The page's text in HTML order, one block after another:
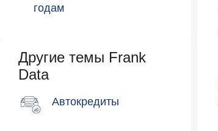
годам
Другие темы Frank
Data
Автокредиты